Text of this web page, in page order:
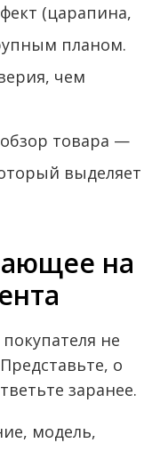
(царапина,
планом.
чем
товара —
выделяет
на
не
о
заранее.
модель,